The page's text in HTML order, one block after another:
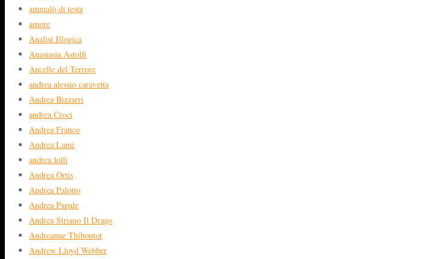
ammalò di testa
amore
Analisi Illogica
Anastasia Astolfi
Ancelle del Terrore
andrea alessio caravetta
Andrea Bizzarri
andrea Croci
Andrea Franco
Andrea Lami
andrea lolli
Andrea Ortis
Andrea Palotto
Andrea Papale
Andrea Striano Il Drago
Andreanne Thiboutot
Andrew Lloyd Webber